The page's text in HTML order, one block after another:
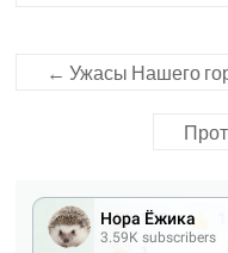
← Ужасы Нашего